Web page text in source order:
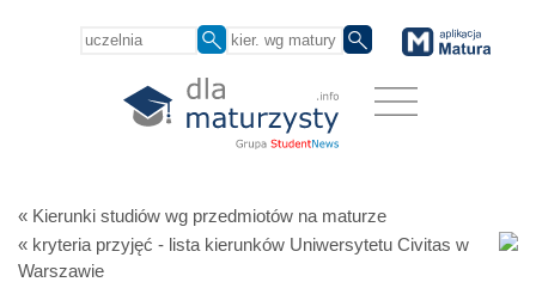
« Kierunki studiów wg przedmiotów na maturze
« kryteria przyjęć - lista kierunków Uniwersytetu Civitas w
Warszawie